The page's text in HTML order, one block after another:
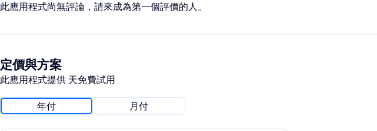
此應用程式尚無評論，請來成為第一個評價的人。
定價與方案
此應用程式提供 天免費試用
年付 月付